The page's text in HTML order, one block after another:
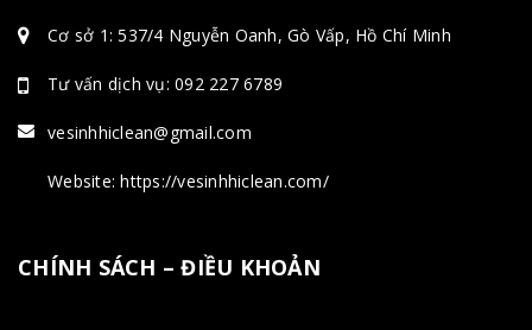
Cơ sở 1: 537/4 Nguyễn Oanh, Gò Vấp, Hồ Chí Minh
Tư vấn dịch vụ: 092 227 6789
vesinhhiclean@gmail.com
Website: https://vesinhhiclean.com/
CHÍNH SÁCH – ĐIỀU KHOẢN